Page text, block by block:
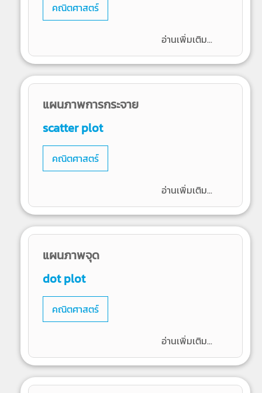
คณิตศาสตร์
อ่านเพิ่มเติม...
แผนภาพการกระจาย
scatter plot
คณิตศาสตร์
อ่านเพิ่มเติม...
แผนภาพจุด
dot plot
คณิตศาสตร์
อ่านเพิ่มเติม...